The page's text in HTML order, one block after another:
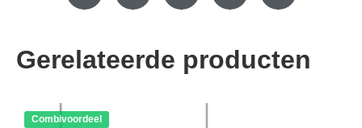
Gerelateerde producten
Combivoordeel